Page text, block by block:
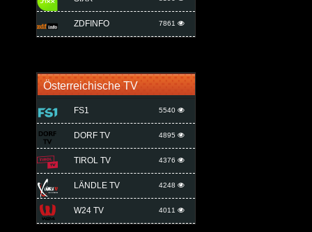
ZDFINFO 7861
Österreichische TV
FS1 5540
DORF TV 4895
TIROL TV 4376
LÄNDLE TV 4248
W24 TV 4011